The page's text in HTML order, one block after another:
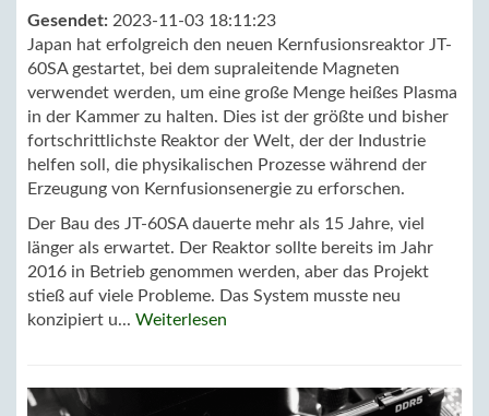
Gesendet: 2023-11-03 18:11:23
Japan hat erfolgreich den neuen Kernfusionsreaktor JT-
60SA gestartet, bei dem supraleitende Magneten
verwendet werden, um eine große Menge heißes Plasma
in der Kammer zu halten. Dies ist der größte und bisher
fortschrittlichste Reaktor der Welt, der der Industrie
helfen soll, die physikalischen Prozesse während der
Erzeugung von Kernfusionsenergie zu erforschen.
Der Bau des JT-60SA dauerte mehr als 15 Jahre, viel
länger als erwartet. Der Reaktor sollte bereits im Jahr
2016 in Betrieb genommen werden, aber das Projekt
stieß auf viele Probleme. Das System musste neu
konzipiert u... Weiterlesen